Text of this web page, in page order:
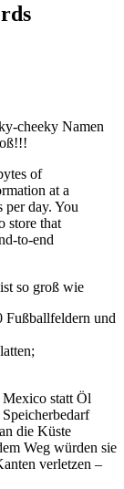
cheeky Namen
of
at a
per day. You
store that
to-end
so groß wie
und
statt Öl
die Küste
Weg würden sie
verletzen –